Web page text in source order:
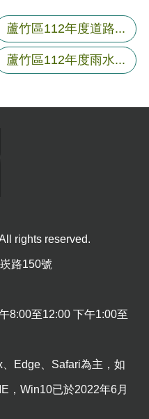
蘆竹區112年度道路...
蘆竹區112年度雨水...
rights reserved.
路150號
8:00至12:00 下午1:00至
Edge、Safari為主，如
，Win10已於2022年6月